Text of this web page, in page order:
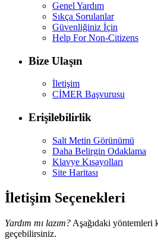
Genel Yardım
Sıkça Sorulanlar
Güvenliğiniz İçin
Help For Non-Citizens
Bize Ulaşın
İletişim
CİMER Başvurusu
Erişilebilirlik
Salt Metin Görünümü
Daha Belirgin Odaklama
Klavye Kısayolları
Site Haritası
İletişim Seçenekleri
Yardım mı lazım? Aşağıdaki yöntemleri
geçebilirsiniz.